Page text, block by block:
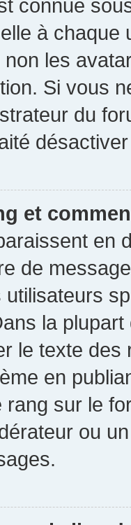
connue
à chaque
non les
Si vous
du
et
en
de
utilisateurs
la
le texte
en
rang sur le
ou